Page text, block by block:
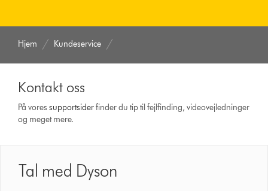
Hjem Kundeservice
Kontakt oss
På voressupport­siderfinder du tip til fejlfinding, video­vejledninger
og meget mere.
Tal med Dyson